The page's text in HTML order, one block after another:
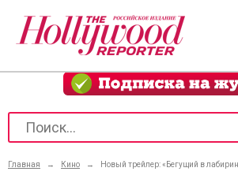
Главная → Кино → Новый трейлер: «Бегущий в